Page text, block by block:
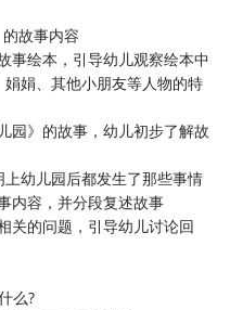
故事内容
绘本，引导幼儿观察绘本中
娟、其他小朋友等人物的特
》的故事，幼儿初步了解故
幼儿园后都发生了那些事情
内容，并分段复述故事
的问题，引导幼儿讨论回
么?